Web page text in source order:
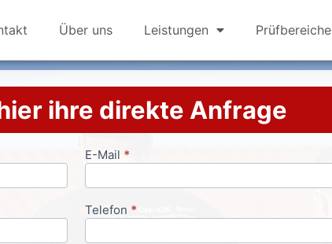
Über uns Leistungen Prüfbereiche
ihre direkte Anfrage
E-Mail *
Telefon *